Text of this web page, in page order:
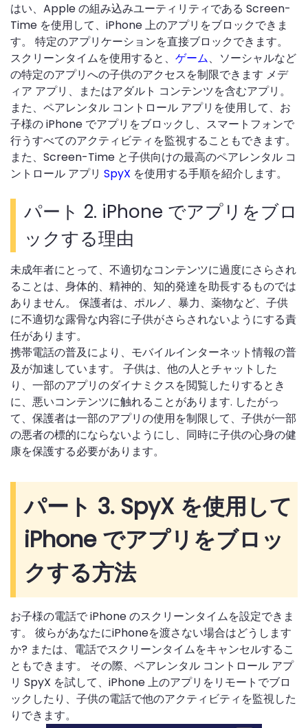
はい、Apple の組み込みユーティリティである Screen-
Time を使用して、iPhone 上のアプリをブロックできま
す。 特定のアプリケーションを直接ブロックできます。
スクリーンタイムを使用すると、 ゲーム、ソーシャルなど
の特定のアプリへの子供のアクセスを制限できます メデ
ィア アプリ、またはアダルト コンテンツを含むアプリ。
また、ペアレンタル コントロール アプリを使用して、お
子様の iPhone でアプリをブロックし、スマートフォンで
行うすべてのアクティビティを監視することもできます。
また、Screen-Time と子供向けの最高のペアレンタル コ
ントロール アプリ SpyX を使用する手順を紹介します。
パート 2. iPhone でアプリをブロ
ックする理由
未成年者にとって、不適切なコンテンツに過度にさらされ
ることは、身体的、精神的、知的発達を助長するものでは
ありません。 保護者は、ポルノ、暴力、薬物など、子供
に不適切な露骨な内容に子供がさらされないようにする責
任があります。
携帯電話の普及により、モバイルインターネット情報の普
及が加速しています。 子供は、他の人とチャットした
り、一部のアプリのダイナミクスを閲覧したりするとき
に、悪いコンテンツに触れることがあります. したがっ
て、保護者は一部のアプリの使用を制限して、子供が一部
の悪者の標的にならないようにし、同時に子供の心身の健
康を保護する必要があります。
パート 3. SpyX を使用して
iPhone でアプリをブロッ
クする方法
お子様の電話で iPhone のスクリーンタイムを設定できま
す。 彼らがあなたにiPhoneを渡さない場合はどうします
か? または、電話でスクリーンタイムをキャンセルするこ
ともできます。 その際、ペアレンタル コントロール アプ
リ SpyX を試して、iPhone 上のアプリをリモートでブロ
ックしたり、子供の電話で他のアクティビティを監視した
りできます。